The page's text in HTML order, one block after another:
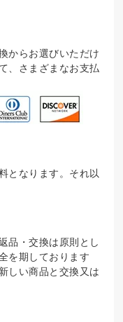
からお選びいただけ
、さまざまなお支払
となります。それ以
品・交換は原則とし
を期しております
しい商品と交換又は